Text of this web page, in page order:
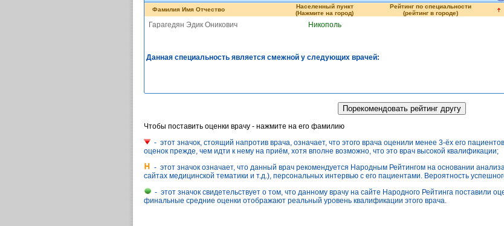
Фамилия Имя Отчество
Населенный пункт
(Нажмите на город)
Рейтинг по специальности
(рейтинг в городе)
Гарагедян Эдик Оникович Никополь
Данная специальность является смежной у следующих врачей:
Чтобы поставить оценки врачу - нажмите на его фамилию
- этот значок, стоящий напротив врача, означает, что этого врача оценили менее 3-ёх его
оценок прежде, чем идти к нему на приём, хотя вполне возможно, что это врач высокой квалификации;
- этот значок означает, что данный врач рекомендуется Народным Рейтингом на основании
сайтах медицинской тематики и т.д.), персональных интервью с его пациентами. Вероятность
- этот значок свидетельствует о том, что данному врачу на сайте Народного Рейтинга поставили
финальные средние оценки отображают реальный уровень квалификации этого врача.